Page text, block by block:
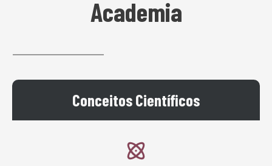
Academia
Conceitos Científicos